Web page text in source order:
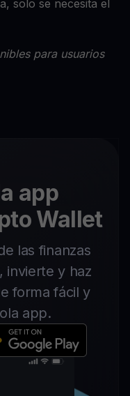
solo se necesita el
para usuarios
app
Wallet
las finanzas
invierte y haz
forma fácil y
app.